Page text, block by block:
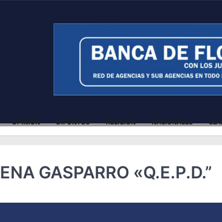
OPINIÓN DIFUNTOS RELIGIÓN NACIONALES
GASPARRO «Q.E.P.D.”